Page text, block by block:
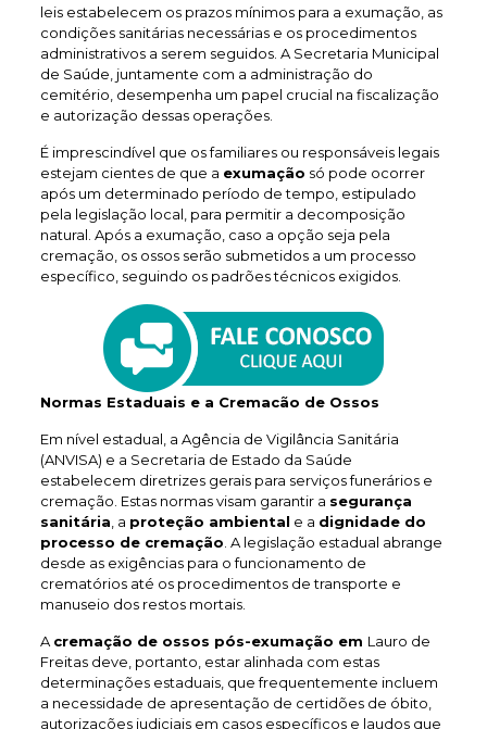
leis estabelecem os prazos mínimos para a exumação, as
condições sanitárias necessárias e os procedimentos
administrativos a serem seguidos. A Secretaria Municipal
de Saúde, juntamente com a administração do
cemitério, desempenha um papel crucial na fiscalização
e autorização dessas operações.
É imprescindível que os familiares ou responsáveis legais
estejam cientes de que a exumação só pode ocorrer
após um determinado período de tempo, estipulado
pela legislação local, para permitir a decomposição
natural. Após a exumação, caso a opção seja pela
cremação, os ossos serão submetidos a um processo
específico, seguindo os padrões técnicos exigidos.
Normas Estaduais e a Cremacão de Ossos
Em nível estadual, a Agência de Vigilância Sanitária
(ANVISA) e a Secretaria de Estado da Saúde
estabelecem diretrizes gerais para serviços funerários e
cremação. Estas normas visam garantir a segurança
sanitária , a proteção ambiental e a dignidade do
processo de cremação . A legislação estadual abrange
desde as exigências para o funcionamento de
crematórios até os procedimentos de transporte e
manuseio dos restos mortais.
A cremação de ossos pós-exumação em Lauro de
Freitas deve, portanto, estar alinhada com estas
determinações estaduais, que frequentemente incluem
a necessidade de apresentação de certidões de óbito,
autorizações judiciais em casos específicos e laudos que